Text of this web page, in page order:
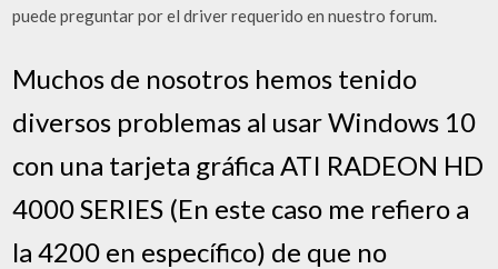
puede preguntar por el driver requerido en nuestro forum.
Muchos de nosotros hemos tenido
diversos problemas al usar Windows 10
con una tarjeta gráfica ATI RADEON HD
4000 SERIES (En este caso me refiero a
la 4200 en específico) de que no